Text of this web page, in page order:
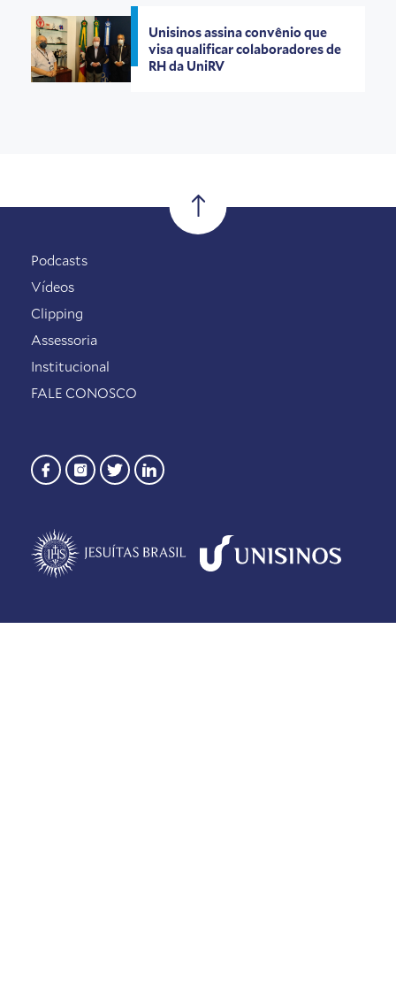
Unisinos assina convênio que
visa qualificar colaboradores de
RH da UniRV
Podcasts
Vídeos
Clipping
Assessoria
Institucional
FALE CONOSCO